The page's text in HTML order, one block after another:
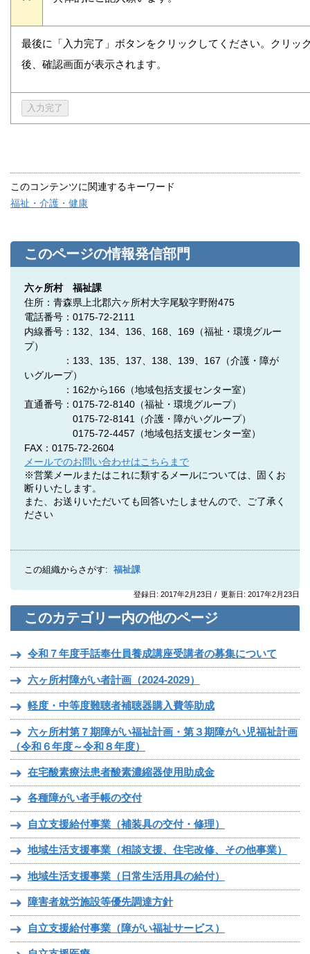
最後に「入力完了」ボタンをクリックしてください。クリッ
後、確認画面が表示されます。
このコンテンツに関連するキーワード
福祉・介護・健康
このページの情報発信部門
六ヶ所村 福祉課
住所：青森県上北郡六ヶ所村大字尾駮字野附475
電話番号：0175-72-2111
内線番号：132、134、136、168、169（福祉・環境グルー
プ）
：133、135、137、138、139、167（介護・障が
いグループ）
：162から166（地域包括支援センター室）
直通番号：0175-72-8140 （福祉・環境グループ）
0175-72-8141 （介護・障がいグループ）
0175-72-4457 （地域包括支援センター室）
FAX：0175-72-2604
メールでのお問い合わせはこちらまで
※営業メールまたはこれに類するメールについては、固くお
断りいたします。
また、お送りいただいても回答いたしませんので、ご了承く
ださい
この組織からさがす: 福祉課
登録日: 2017年2月23日 / 更新日: 2017年2月23日
このカテゴリー内の他のページ
令和７年度手話奉仕員養成講座受講者の募集について
六ヶ所村障がい者計画（2024-2029）
軽度・中等度難聴者補聴器購入費等助成
六ヶ所村第７期障がい福祉計画・第３期障がい児福祉計画
（令和６年度～令和８年度）
在宅酸素療法患者酸素濃縮器使用助成金
各種障がい者手帳の交付
自立支援給付事業（補装具の交付・修理）
地域生活支援事業（相談支援、住宅改修、その他事業）
地域生活支援事業（日常生活用具の給付）
障害者就労施設等優先調達方針
自立支援給付事業（障がい福祉サービス）